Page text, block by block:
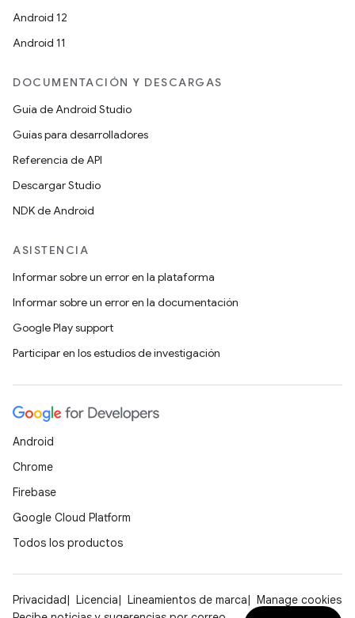
Android 12
Android 11
DOCUMENTACIÓN Y DESCARGAS
Guía de Android Studio
Guías para desarrolladores
Referencia de API
Descargar Studio
NDK de Android
ASISTENCIA
Informar sobre un error en la plataforma
Informar sobre un error en la documentación
Google Play support
Participar en los estudios de investigación
Android
Chrome
Firebase
Google Cloud Platform
Todos los productos
Privacidad Licencia Lineamientos de marca
Manage cookies